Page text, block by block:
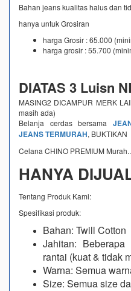
Bahan jeans kualitas halus dan
hanya untuk Grosiran
harga Grosir : 65.000
harga grosir : 55.700
DIATAS 3 Luisn
MASING2 DICAMPUR MERK
masih ada)
Belanja cerdas bersama
JEANS TERMURAH, BUKTIKAN
Celana CHINO PREMIUM Murah..
HANYA
Tentang Produk Kami:
Spesifikasi produk:
Bahan: Twill Cotton
Jahitan:
rantai (kuat & tidak
Warna: Semua
Size: Semua size